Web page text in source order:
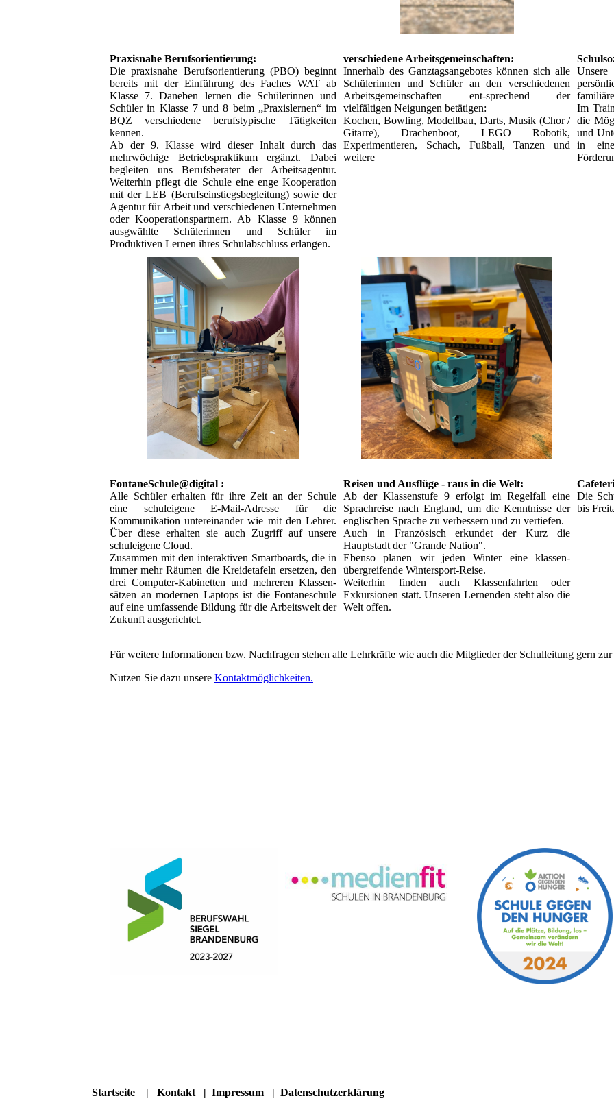
Praxisnahe Berufsorientierung:
Die praxisnahe Berufsorientierung (PBO) beginnt
bereits mit der Einführung des Faches WAT ab
Klasse 7. Daneben lernen die Schülerinnen und
Schüler in Klasse 7 und 8 beim „Praxislernen“ im
BQZ verschiedene berufstypische Tätigkeiten
kennen.
Ab der 9. Klasse wird dieser Inhalt durch das
mehrwöchige Betriebspraktikum ergänzt. Dabei
begleiten uns Berufsberater der Arbeitsagentur.
Weiterhin pflegt die Schule eine enge Kooperation
mit der LEB (Berufseinstiegsbegleitung) sowie der
Agentur für Arbeit und verschiedenen Unternehmen
oder Kooperationspartnern. Ab Klasse 9 können
ausgwählte Schülerinnen und Schüler im
Produktiven Lernen ihres Schulabschluss erlangen.
verschiedene Arbeitsgemeinschaften:
Innerhalb des Ganztagsangebotes können sich alle
Schülerinnen und Schüler an den verschiedenen
Arbeitsgemeinschaften ent-sprechend der
vielfältigen Neigungen betätigen:
Kochen, Bowling, Modellbau, Darts, Musik (Chor /
Gitarre), Drachenboot, LEGO Robotik,
Experimentieren, Schach, Fußball, Tanzen und
weitere
Unsere
Im
die
und
in
FontaneSchule@digital :
Alle Schüler erhalten für ihre Zeit an der Schule
eine schuleigene E-Mail-Adresse für die
Kommunikation untereinander wie mit den Lehrer.
Über diese erhalten sie auch Zugriff auf unsere
schuleigene Cloud.
Zusammen mit den interaktiven Smartboards, die in
immer mehr Räumen die Kreidetafeln ersetzen, den
drei Computer-Kabinetten und mehreren Klassen-
sätzen an modernen Laptops ist die Fontaneschule
auf eine umfassende Bildung für die Arbeitswelt der
Zukunft ausgerichtet.
Reisen und Ausflüge - raus in die Welt:
Ab der Klassenstufe 9 erfolgt im Regelfall eine
Sprachreise nach England, um die Kenntnisse der
englischen Sprache zu verbessern und zu vertiefen.
Auch in Französisch erkundet der Kurz die
Hauptstadt der "Grande Nation".
Ebenso planen wir jeden Winter eine klassen-
übergrei­fende Wintersport-Reise.
Weiterhin finden auch Klassenfahrten oder
Exkursionen statt. Unseren Lernenden steht also die
Welt offen.
Die
bis
Für weitere Informationen bzw. Nachfragen stehen alle Lehrkräfte wie auch die Mitglieder der Schulleitung gern
Nutzen Sie dazu unsere Kontaktmöglichkeiten.
Startseite |Kontakt |Impressum |Datenschutzerklärung